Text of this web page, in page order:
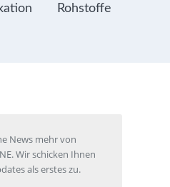
Rohstoffe
News mehr von
Wir schicken Ihnen
als erstes zu.